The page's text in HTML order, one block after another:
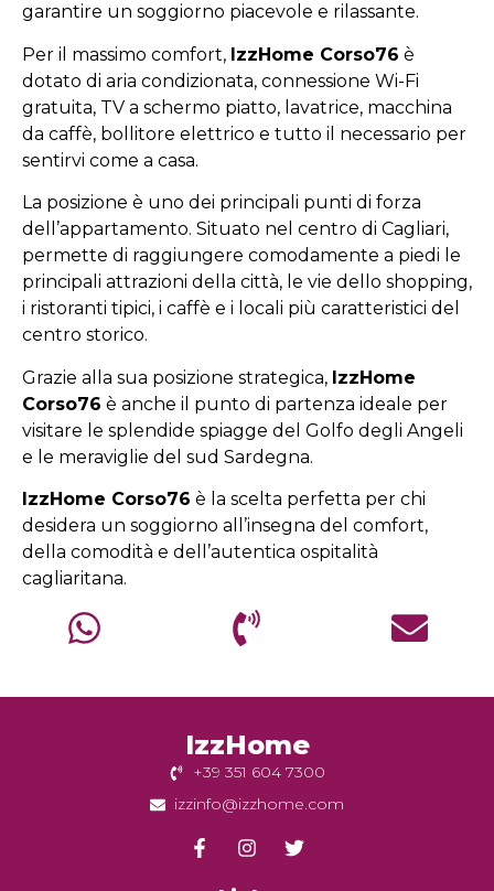
garantire un soggiorno piacevole e rilassante.
Per il massimo comfort, IzzHome Corso76 è
dotato di aria condizionata, connessione Wi-Fi
gratuita, TV a schermo piatto, lavatrice, macchina
da caffè, bollitore elettrico e tutto il necessario per
sentirvi come a casa.
La posizione è uno dei principali punti di forza
dell’appartamento. Situato nel centro di Cagliari,
permette di raggiungere comodamente a piedi le
principali attrazioni della città, le vie dello shopping,
i ristoranti tipici, i caffè e i locali più caratteristici del
centro storico.
Grazie alla sua posizione strategica, IzzHome
Corso76 è anche il punto di partenza ideale per
visitare le splendide spiagge del Golfo degli Angeli
e le meraviglie del sud Sardegna.
IzzHome Corso76 è la scelta perfetta per chi
desidera un soggiorno all’insegna del comfort,
della comodità e dell’autentica ospitalità
cagliaritana.
IzzHome
+39 351 604 7300
izzinfo@izzhome.com